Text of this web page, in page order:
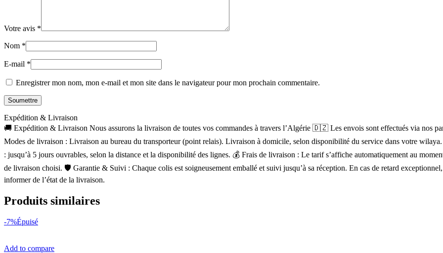
Votre avis *
Nom *
E-mail *
Enregistrer mon nom, mon e-mail et mon site dans le navigateur pour mon prochain commentaire.
Expédition & Livraison
🚚 Expédition & Livraison Nous assurons la livraison de toutes vos commandes à travers l’Algérie 🇩🇿 Les envois sont effectués via nos
Modes de livraison : Livraison au bureau du transporteur (point relais). Livraison à domicile, selon disponibilité du service dans votre
: jusqu’à 5 jours ouvrables, selon la distance et la disponibilité des lignes. 💰 Frais de livraison : Le tarif s’affiche automatiquement au
de livraison choisi. 🛡 Garantie & Suivi : Chaque colis est soigneusement emballé et suivi jusqu’à sa réception. En cas de retard
informer de l’état de la livraison.
Produits similaires
-7%Épuisé
Add to compare